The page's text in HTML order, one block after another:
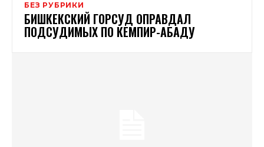
БЕЗ РУБРИКИ
БИШКЕКСКИЙ ГОРСУД ОПРАВДАЛ
ПОДСУДИМЫХ ПО КЕМПИР-АБАДУ